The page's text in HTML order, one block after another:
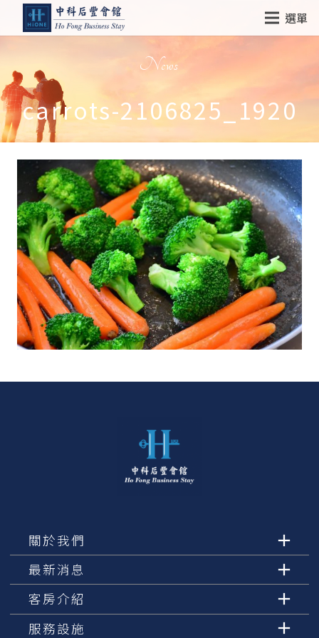
選單
News
carrots-2106825_1920
關於我們
最新消息
客房介紹
服務設施